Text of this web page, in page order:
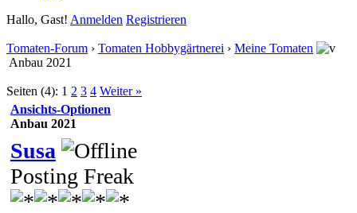
Hallo, Gast! Anmelden Registrieren
Tomaten-Forum › Tomaten Hobbygärtnerei › Meine Tomaten
Anbau 2021
Seiten (4): 1 2 3 4 Weiter »
Ansichts-Optionen
Anbau 2021
Susa
Posting Freak